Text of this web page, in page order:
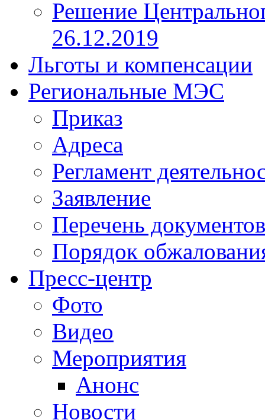
Решение
26.12.2019
Льготы и компенсации
Региональные МЭС
Приказ
Адреса
Регламент
Заявление
Перечень документов
Порядок
Пресс-центр
Фото
Видео
Мероприятия
Анонс
Новости